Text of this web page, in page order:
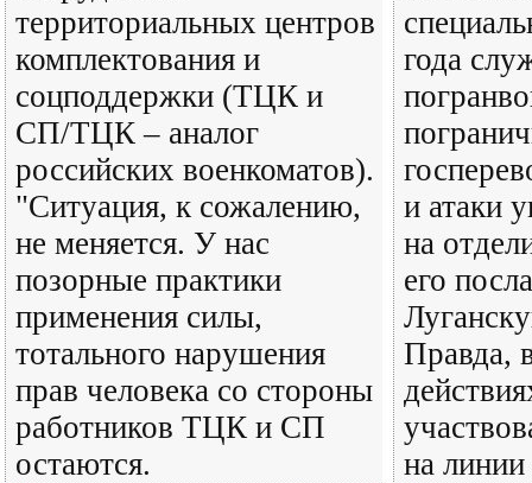
территориальных центров
комплектования и
соцподдержки (ТЦК и
СП/ТЦК – аналог
российских военкоматов).
"Ситуация, к сожалению,
не меняется. У нас
позорные практики
применения силы,
тотального нарушения
прав человека со стороны
работников ТЦК и СП
остаются.
года
и атаки
на
его
Правда,
на